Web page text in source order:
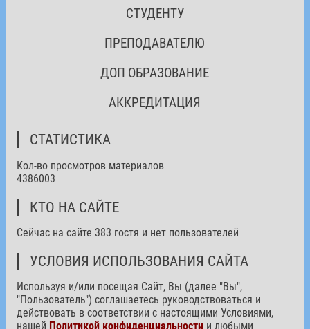
СТУДЕНТУ
ПРЕПОДАВАТЕЛЮ
ДОП ОБРАЗОВАНИЕ
АККРЕДИТАЦИЯ
СТАТИСТИКА
Кол-во просмотров материалов
4386003
КТО НА САЙТЕ
Сейчас на сайте 383 гостя и нет пользователей
УСЛОВИЯ ИСПОЛЬЗОВАНИЯ САЙТА
Используя и/или посещая Сайт, Вы (далее "Вы",
"Пользователь") соглашаетесь руководствоваться и
действовать в соответствии с настоящими Условиями,
нашей Политикой конфиденциальностии любыми